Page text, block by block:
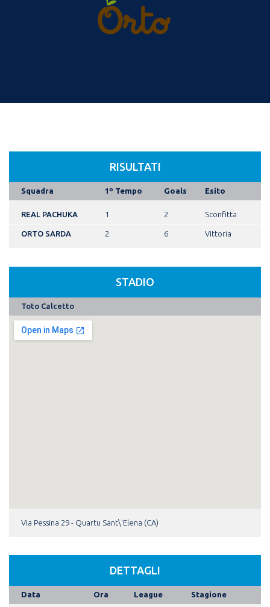
RISULTATI
Squadra 1º Tempo Goals Esito
REAL PACHUKA 1 2 Sconfitta
ORTO SARDA 2 6 Vittoria
STADIO
Toto Calcetto
Via Pessina 29 - Quartu Sant\'Elena (CA)
DETTAGLI
Data Ora League Stagione